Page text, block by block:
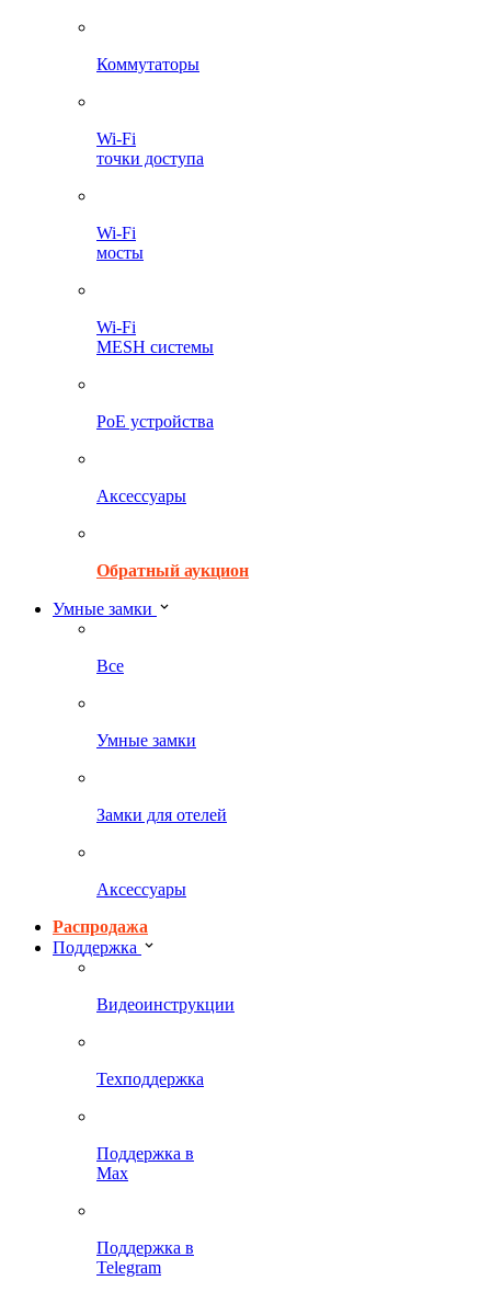
Коммутаторы
Wi-Fi
точки доступа
Wi-Fi
мосты
Wi-Fi
MESH системы
PoE устройства
Аксессуары
Обратный аукцион
Умные замки
Все
Умные замки
Замки для отелей
Аксессуары
Распродажа
Поддержка
Видеоинструкции
Техподдержка
Поддержка в
Max
Поддержка в
Telegram